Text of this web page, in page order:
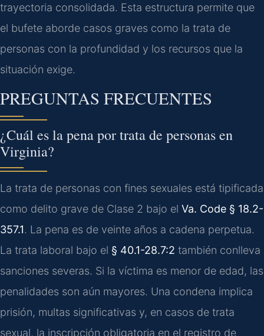
trayectoria consolidada. Esta estructura permite que
el bufete aborde casos graves como la trata de
personas con la profundidad y los recursos que la
situación exige.
PREGUNTAS FRECUENTES
¿Cuál es la pena por trata de personas en
Virginia?
La trata de personas con fines sexuales está tipificada
como delito grave de Clase 2 bajo el Va. Code § 18.2-
357.1. La pena es de veinte años a cadena perpetua.
La trata laboral bajo el § 40.1-28.7:2 también conlleva
sanciones severas. Si la víctima es menor de edad, las
penalidades son aún mayores. Una condena implica
prisión, multas significativas y, en casos de trata
sexual, la inscripción obligatoria en el registro de